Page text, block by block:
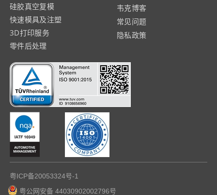
硅胶真空复模
快速模具及注塑
3D打印服务
零件后处理
韦克博客
常见问题
隐私政策
粤ICP备20053324号-1
粤公网安备 44030902002796号